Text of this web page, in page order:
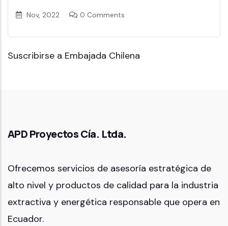
Nov, 2022 0 Comments
Suscribirse a Embajada Chilena
APD Proyectos Cía. Ltda.
Ofrecemos servicios de asesoría estratégica de
alto nivel y productos de calidad para la industria
extractiva y energética responsable que opera en
Ecuador.